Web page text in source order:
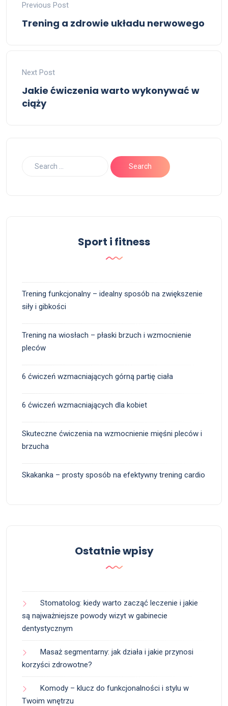
Previous Post
Trening a zdrowie układu nerwowego
Next Post
Jakie ćwiczenia warto wykonywać w
ciąży
Sport i fitness
Trening funkcjonalny – idealny sposób na zwiększenie
siły i gibkości
Trening na wiosłach – płaski brzuch i wzmocnienie
pleców
6 ćwiczeń wzmacniających górną partię ciała
6 ćwiczeń wzmacniających dla kobiet
Skuteczne ćwiczenia na wzmocnienie mięśni pleców i
brzucha
Skakanka – prosty sposób na efektywny trening cardio
Ostatnie wpisy
Stomatolog: kiedy warto zacząć leczenie i jakie
są najważniejsze powody wizyt w gabinecie
dentystycznym
Masaż segmentarny: jak działa i jakie przynosi
korzyści zdrowotne?
Komody – klucz do funkcjonalności i stylu w
Twoim wnętrzu